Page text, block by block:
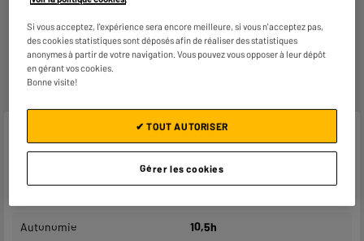
- Retoursgratuits
DEPOT de France
voir conditions
- Retours par voie postale : vos colis retours sont traités
dans le magasin le plus proche de chez vous pour limiter
les trajets et donc l’impact sur la planète. Les frais de
retour par voie postale restent à votre charge.
EDENWOOD
Autonomie 10,5h
Si vous acceptez, l'expérience sera encore meilleure, si vous n'acceptez pas,
des cookies statistiques sont déposés afin de réaliser des statistiques
anonymes à partir de votre navigation. Vous pouvez vous opposer à leur dépôt
en gérant vos cookies.
Bonne visite!
Gérer les cookies
✔ TOUT AUTORISER